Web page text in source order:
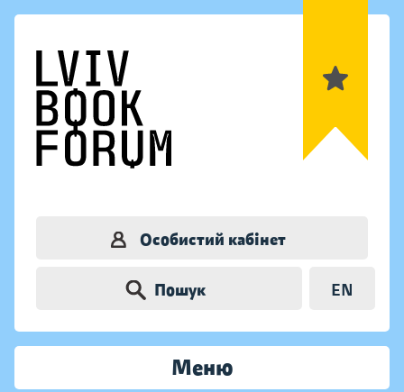
Особистий кабінет
Пошук EN
Меню